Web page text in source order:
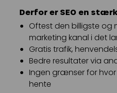
Derfor er SEO en
Oftest den billigste og
marketing kanal i det
Gratis trafik,
Bedre resultater via
Ingen grænser for
hente